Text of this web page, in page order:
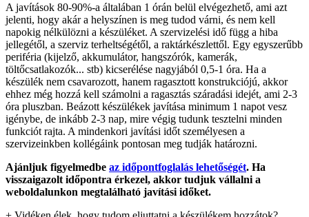
A javítások 80-90%-a általában 1 órán belül elvégezhető, ami azt
jelenti, hogy akár a helyszínen is meg tudod várni, és nem kell
napokig nélkülözni a készüléket. A szervizelési idő függ a hiba
jellegétől, a szerviz terheltségétől, a raktárkészlettől. Egy egyszerűbb
periféria (kijelző, akkumulátor, hangszórók, kamerák,
töltőcsatlakozók... stb) kicserélése nagyjából 0,5-1 óra. Ha a
készülék nem csavarozott, hanem ragasztott konstrukciójú, akkor
ehhez még hozzá kell számolni a ragasztás száradási idejét, ami 2-3
óra pluszban. Beázott készülékek javítása minimum 1 napot vesz
igénybe, de inkább 2-3 nap, mire végig tudunk tesztelni minden
funkciót rajta. A mindenkori javítási időt személyesen a
szervizeinkben kollégáink pontosan meg tudják határozni.
Ajánljuk figyelmedbe az időpontfoglalás lehetőségét. Ha
visszaigazolt időpontra érkezel, akkor tudjuk vállalni a
weboldalunkon megtalálható javítási időket.